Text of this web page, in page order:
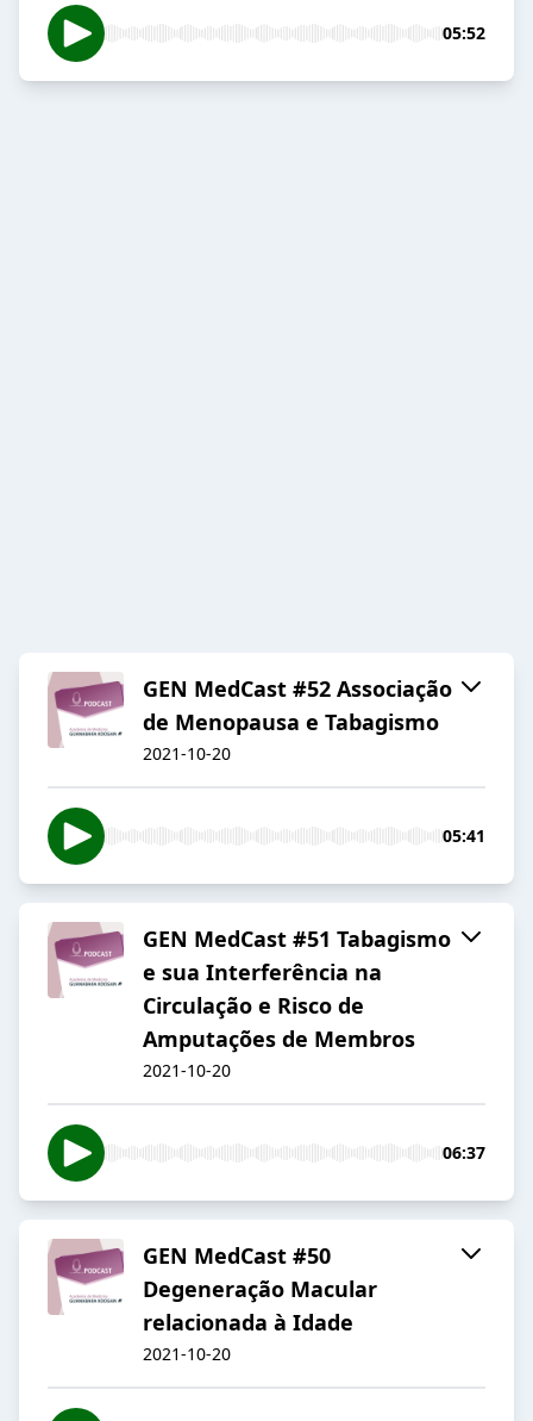
05:52
GEN MedCast #52 Associação
de Menopausa e Tabagismo
2021-10-20
05:41
GEN MedCast #51 Tabagismo
e sua Interferência na
Circulação e Risco de
Amputações de Membros
2021-10-20
06:37
GEN MedCast #50
Degeneração Macular
relacionada à Idade
2021-10-20